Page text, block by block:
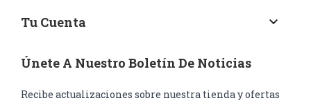
Tu Cuenta keyboard_arrow_down
Únete A Nuestro Boletín De Noticias
Recibe actualizaciones sobre nuestra tienda y ofertas